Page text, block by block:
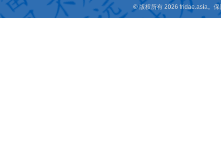
© 版权所有 2026 fridae.asia。